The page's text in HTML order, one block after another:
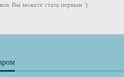
Вы можете стать первым :)